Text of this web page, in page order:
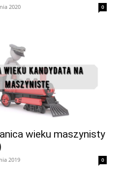
2020 0
wieku maszynisty
2019 0